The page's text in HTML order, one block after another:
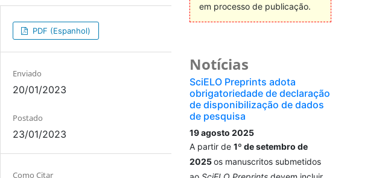
PDF (Espanhol)
Enviado
20/01/2023
Postado
23/01/2023
Como Citar
em processo de publicação.
Notícias
SciELO Preprints adota
obrigatoriedade de declaração
de disponibilização de dados
de pesquisa
19 agosto 2025
A partir de 1º de setembro de
2025os manuscritos submetidos